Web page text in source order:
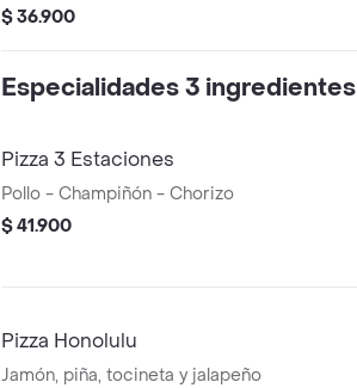
sabores de Colombia en cada bocado
$ 36.900
Especialidades 3 ingredientes
Pizza 3 Estaciones
Pollo - Champiñón - Chorizo
$ 41.900
Pizza Honolulu
Jamón, piña, tocineta y jalapeño